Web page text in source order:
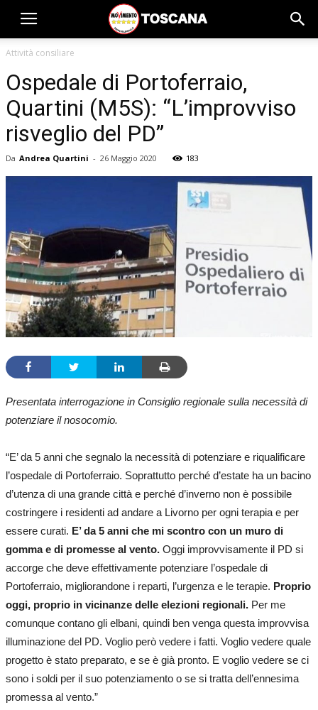
Attività consiliare
Ospedale di Portoferraio,
Quartini (M5S): “L’improvviso
risveglio del PD”
Da Andrea Quartini - 26 Maggio 2020 183
Presentata interrogazione in Consiglio regionale sulla necessità di
potenziare il nosocomio.
“E’ da 5 anni che segnalo la necessità di potenziare e riqualificare
l’ospedale di Portoferraio. Soprattutto perché d’estate ha un bacino
d’utenza di una grande città e perché d’inverno non è possibile
costringere i residenti ad andare a Livorno per ogni terapia e per
essere curati. E’ da 5 anni che mi scontro con un muro di
gomma e di promesse al vento. Oggi improvvisamente il PD si
accorge che deve effettivamente potenziare l’ospedale di
Portoferraio, migliorandone i reparti, l’urgenza e le terapie. Proprio
oggi, proprio in vicinanze delle elezioni regionali. Per me
comunque contano gli elbani, quindi ben venga questa improvvisa
illuminazione del PD. Voglio però vedere i fatti. Voglio vedere quale
progetto è stato preparato, e se è già pronto. E voglio vedere se ci
sono i soldi per il suo potenziamento o se si tratta dell’ennesima
promessa al vento.”